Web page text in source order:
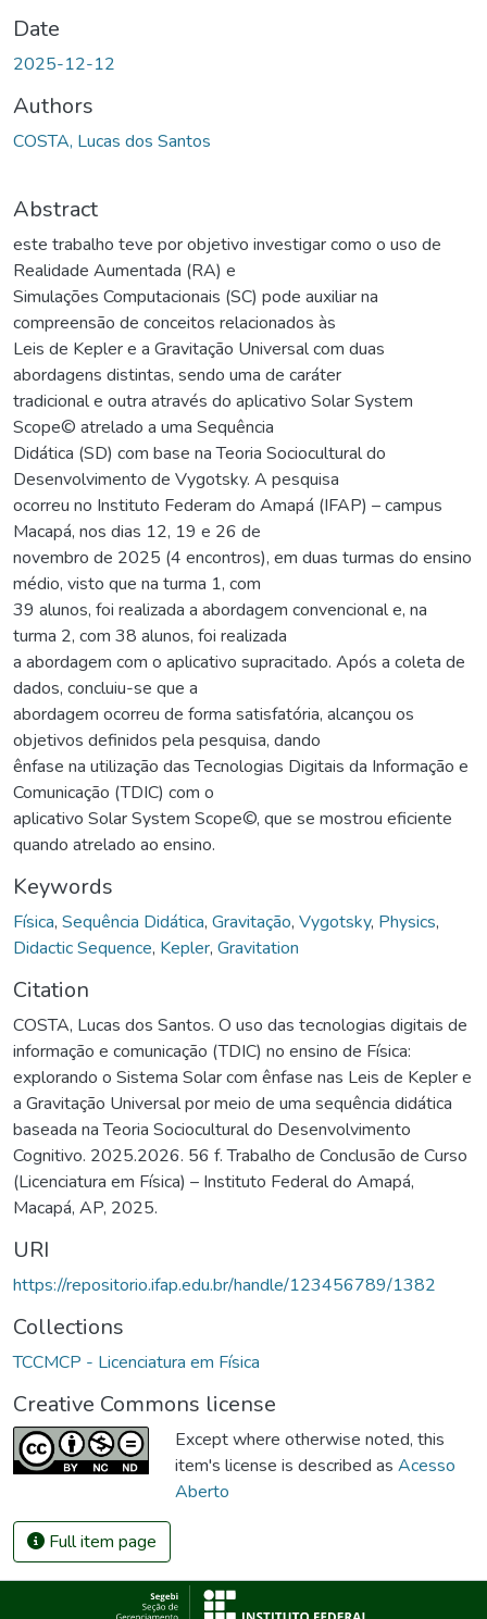
Date
2025-12-12
Authors
COSTA, Lucas dos Santos
Abstract
este trabalho teve por objetivo investigar como o uso de
Realidade Aumentada (RA) e
Simulações Computacionais (SC) pode auxiliar na
compreensão de conceitos relacionados às
Leis de Kepler e a Gravitação Universal com duas
abordagens distintas, sendo uma de caráter
tradicional e outra através do aplicativo Solar System
Scope© atrelado a uma Sequência
Didática (SD) com base na Teoria Sociocultural do
Desenvolvimento de Vygotsky. A pesquisa
ocorreu no Instituto Federam do Amapá (IFAP) – campus
Macapá, nos dias 12, 19 e 26 de
novembro de 2025 (4 encontros), em duas turmas do ensino
médio, visto que na turma 1, com
39 alunos, foi realizada a abordagem convencional e, na
turma 2, com 38 alunos, foi realizada
a abordagem com o aplicativo supracitado. Após a coleta de
dados, concluiu-se que a
abordagem ocorreu de forma satisfatória, alcançou os
objetivos definidos pela pesquisa, dando
ênfase na utilização das Tecnologias Digitais da Informação e
Comunicação (TDIC) com o
aplicativo Solar System Scope©, que se mostrou eficiente
quando atrelado ao ensino.
Keywords
Física, Sequência Didática, Gravitação, Vygotsky, Physics,
Didactic Sequence, Kepler, Gravitation
Citation
COSTA, Lucas dos Santos. O uso das tecnologias digitais de
informação e comunicação (TDIC) no ensino de Física:
explorando o Sistema Solar com ênfase nas Leis de Kepler e
a Gravitação Universal por meio de uma sequência didática
baseada na Teoria Sociocultural do Desenvolvimento
Cognitivo. 2025.2026. 56 f. Trabalho de Conclusão de Curso
(Licenciatura em Física) – Instituto Federal do Amapá,
Macapá, AP, 2025.
URI
https://repositorio.ifap.edu.br/handle/123456789/1382
Collections
TCCMCP - Licenciatura em Física
Creative Commons license
Except where otherwise noted, this
item's license is described as Acesso
Aberto
Full item page